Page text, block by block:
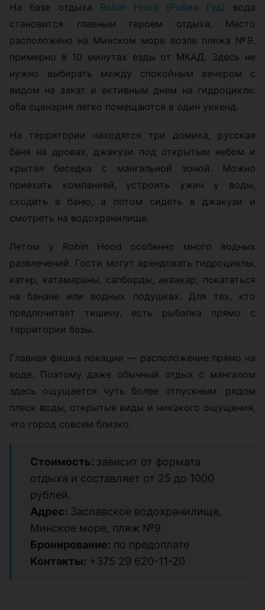
На базе отдыха Robin Hood (Робин Гуд) вода
становится главным героем отдыха. Место
расположено на Минском море возле пляжа №9,
примерно в 10 минутах езды от МКАД. Здесь не
нужно выбирать между спокойным вечером с
видом на закат и активным днем на гидроцикле:
оба сценария легко помещаются в один уикенд.
На территории находятся три домика, русская
баня на дровах, джакузи под открытым небом и
крытая беседка с мангальной зоной. Можно
приехать компанией, устроить ужин у воды,
сходить в баню, а потом сидеть в джакузи и
смотреть на водохранилище.
Летом у Robin Hood особенно много водных
развлечений. Гости могут арендовать гидроциклы,
катер, катамараны, сапборды, аквакар, покататься
на банане или водных подушках. Для тех, кто
предпочитает тишину, есть рыбалка прямо с
территории базы.
Главная фишка локации — расположение прямо на
воде. Поэтому даже обычный отдых с мангалом
здесь ощущается чуть более отпускным: рядом
плеск воды, открытые виды и никакого ощущения,
что город совсем близко.
Стоимость: зависит от формата
отдыха и составляет от 25 до 1000
рублей.
Адрес: Заславское водохранилище,
Минское море, пляж №9
Бронирование: по предоплате
Контакты: +375 29 620-11-20